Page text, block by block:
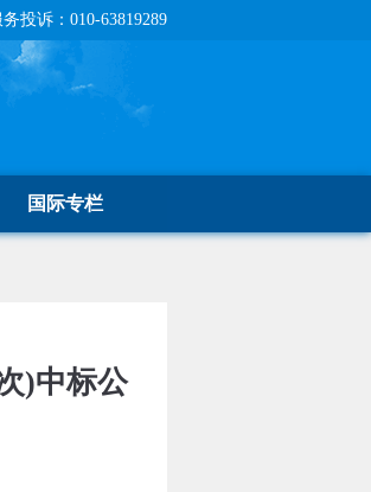
投诉：010-63819289
国际专栏
)中标公